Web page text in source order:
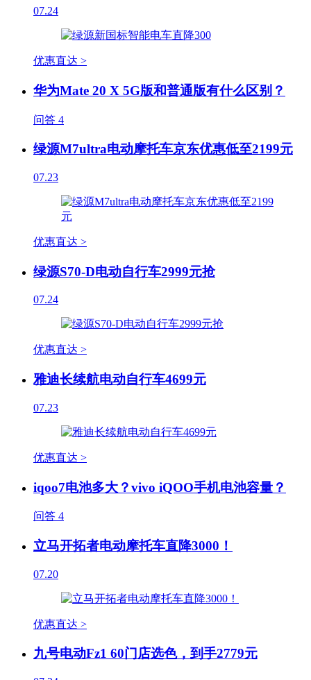
07.24
优惠直达 >
华为Mate 20 X 5G版和普通版有什么区别？
问答 4
绿源M7ultra电动摩托车京东优惠低至2199元
07.23
优惠直达 >
绿源S70-D电动自行车2999元抢
07.24
优惠直达 >
雅迪长续航电动自行车4699元
07.23
优惠直达 >
iqoo7电池多大？vivo iQOO手机电池容量？
问答 4
立马开拓者电动摩托车直降3000！
07.20
优惠直达 >
九号电动Fz1 60门店选色，到手2779元